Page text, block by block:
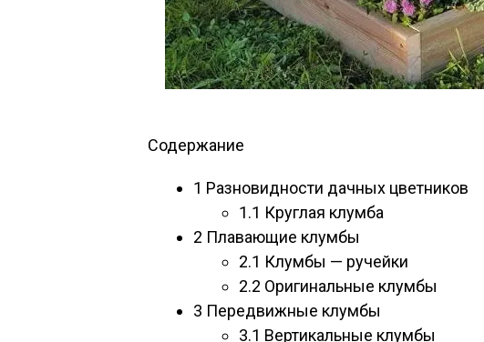
Содержание
1 Разновидности дачных цветников
1.1 Круглая клумба
2 Плавающие клумбы
2.1 Клумбы — ручейки
2.2 Оригинальные клумбы
3 Передвижные клумбы
3.1 Вертикальные клумбы